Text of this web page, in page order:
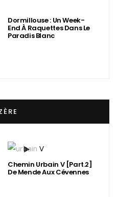
Dormillouse : Un Week-
End À Raquettes Dans Le
Paradis Blanc
Chemin Urbain V [Part.2]
De Mende Aux Cévennes